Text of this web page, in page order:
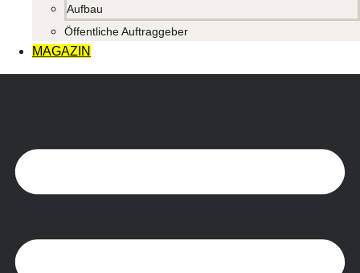
Aufbau
Öffentliche Auftraggeber
MAGAZIN